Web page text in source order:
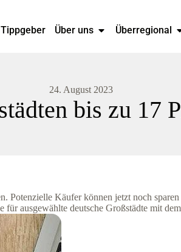
Tippgeber Über uns Überregional
24. August 2023
bis zu 17
Käufer können jetzt noch
ausgewählte deutsche Großstädte mit